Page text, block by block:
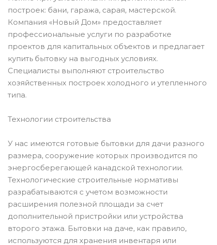
построек: бани, гаража, сарая, мастерской.
Компания «Новый Дом» предоставляет
профессиональные услуги по разработке
проектов для капитальных объектов и предлагает
купить бытовку на выгодных условиях.
Специалисты выполняют строительство
хозяйственных построек холодного и утепленного
типа.
Технологии строительства
У нас имеются готовые бытовки для дачи разного
размера, сооружение которых производится по
энергосберегающей канадской технологии.
Технологические строительные нормативы
разрабатываются с учетом возможности
расширения полезной площади за счет
дополнительной пристройки или устройства
второго этажа. Бытовки на даче, как правило,
используются для хранения инвентаря или